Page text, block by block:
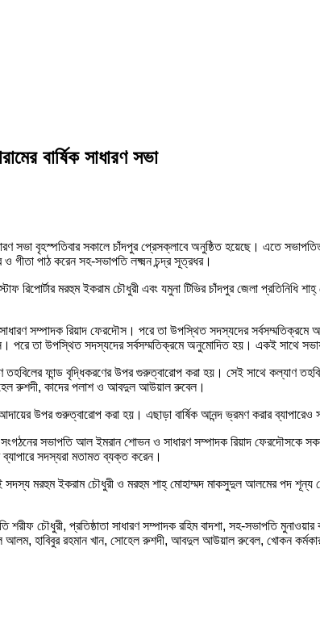
বার্ষিক সাধারণ সভা
সভা বৃহস্পতিবার সকালে চাঁদপুর প্রেসক্লাবে অনুষ্ঠিত হয়েছে। এতে
গীতা পাঠ করেন সহ-সভাপতি লক্ষ্মন চন্দ্র সূত্রধর।
রিপোর্টার মরহুম ইকরাম চৌধুরী এবং যমুনা টিভির চাঁদপুর জেলা
সম্পাদক রিয়াদ ফেরদৌস। পরে তা উপস্থিত সদস্যদের
পরে তা উপস্থিত সদস্যদের সর্বসম্মতিক্রমে অনুমোদিত হয়। একই সাথে
তহবিলের ফান্ড বৃদ্ধিকরণের উপর গুরুত্বারোপ করা হয়। সেই সাথে কল্যাণ
রুশদী, কাদের পলাশ ও আবদুল আউয়াল রুবেল।
আদায়ের উপর গুরুত্বারোপ করা হয়। এছাড়া বার্ষিক আনন্দ ভ্রমণ করার
সংগঠনের সভাপতি আল ইমরান শোভন ও সাধারণ সম্পাদক রিয়াদ ফেরদৌসকে
ব্যাপারে সদস্যরা মতামত ব্যক্ত করেন।
দুই সদস্য মরহুম ইকরাম চৌধুরী ও মরহুম শাহ্ মোহাম্মদ মাকসুদুল আলমের পদ
শরীফ চৌধুরী, প্রতিষ্ঠাতা সাধারণ সম্পাদক রহিম বাদশা, সহ-সভাপতি
আলম, হাবিবুর রহমান খান, সোহেল রুশদী, আবদুল আউয়াল রুবেল, খোকন